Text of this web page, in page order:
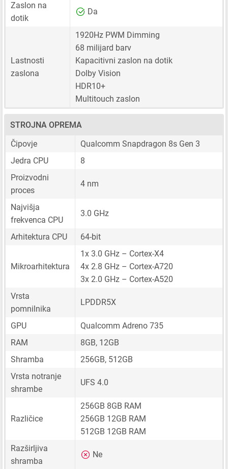
Zaslon na
dotik
Da
Lastnosti
zaslona
1920Hz PWM Dimming
68 milijard barv
Kapacitivni zaslon na dotik
Dolby Vision
HDR10+
Multitouch zaslon
STROJNA OPREMA
Čipovje
Qualcomm Snapdragon 8s Gen 3
Jedra CPU
8
Proizvodni
proces
4 nm
Najvišja
frekvenca CPU
3.0 GHz
Arhitektura CPU 64-bit
Mikroarhitektura
1x 3.0 GHz – Cortex-X4
4x 2.8 GHz – Cortex-A720
3x 2.0 GHz – Cortex-A520
Vrsta
pomnilnika
LPDDR5X
GPU
Qualcomm Adreno 735
RAM
8GB, 12GB
Shramba
256GB, 512GB
Vrsta notranje
shrambe
UFS 4.0
Različice
256GB 8GB RAM
256GB 12GB RAM
512GB 12GB RAM
Razširljiva
shramba
Ne